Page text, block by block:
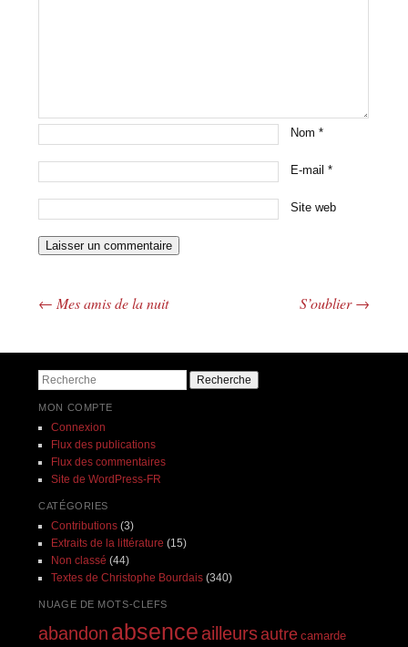
Nom*
E-mail*
Site web
Navigation des articles
← Mes amis de la nuit S’oublier→
Recherche
MON COMPTE
Connexion
Flux des publications
Flux des commentaires
Site de WordPress-FR
CATÉGORIES
Contributions(3)
Extraits de la littérature (15)
Non classé (44)
Textes de Christophe Bourdais(340)
NUAGE DE MOTS-CLEFS
abandon absence ailleursautre camarde